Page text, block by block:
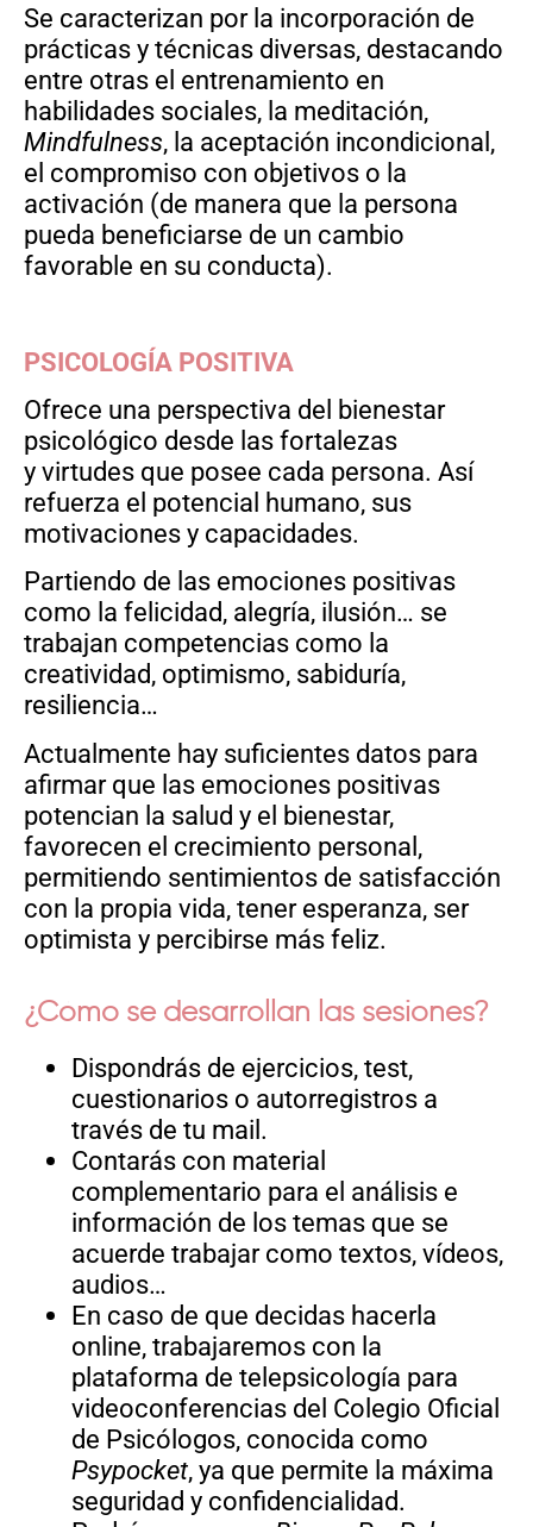
Se caracterizan por la incorporación de
prácticas y técnicas diversas, destacando
entre otras el entrenamiento en
habilidades sociales, la meditación,
Mindfulness, la aceptación incondicional,
el compromiso con objetivos o la
activación (de manera que la persona
pueda beneficiarse de un cambio
favorable en su conducta).
PSICOLOGÍA POSITIVA
Ofrece una perspectiva del bienestar
psicológico desde las fortalezas
y virtudes que posee cada persona. Así
refuerza el potencial humano, sus
motivaciones y capacidades.
Partiendo de las emociones positivas
como la felicidad, alegría, ilusión… se
trabajan competencias como la
creatividad, optimismo, sabiduría,
resiliencia…
Actualmente hay suficientes datos para
afirmar que las emociones positivas
potencian la salud y el bienestar,
favorecen el crecimiento personal,
permitiendo sentimientos de satisfacción
con la propia vida, tener esperanza, ser
optimista y percibirse más feliz.
¿Cómo se desarrollan las sesiones?
Dispondrás de ejercicios, test,
cuestionarios o autorregistros a
través de tu mail.
Contarás con material
complementario para el análisis e
información de los temas que se
acuerde trabajar como textos, vídeos,
audios…
En caso de que decidas hacerla
online, trabajaremos con la
plataforma de telepsicología para
videoconferencias del Colegio Oficial
de Psicólogos, conocida como
Psypocket, ya que permite la máxima
seguridad y confidencialidad.